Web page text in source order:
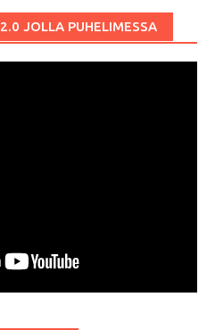
JOLLA PUHELIMESSA